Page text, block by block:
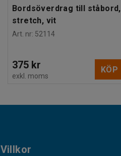
Bordsöverdrag till ståbord,
stretch, vit
Art. nr: 52114
375 kr
exkl. moms
KÖP
Villkor